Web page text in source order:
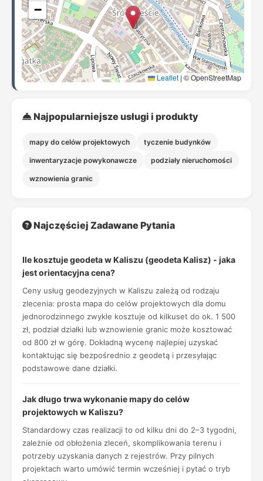
−
Leaflet | © OpenStreetMap
Najpopularniejsze usługi i produkty
mapy do celów projektowych tyczenie budynków
inwentaryzacje powykonawcze podziały nieruchomości
wznowienia granic
Najczęściej Zadawane Pytania
Ile kosztuje geodeta w Kaliszu (geodeta Kalisz) - jaka
jest orientacyjna cena?
Ceny usług geodezyjnych w Kaliszu zależą od rodzaju
zlecenia: prosta mapa do celów projektowych dla domu
jednorodzinnego zwykle kosztuje od kilkuset do ok. 1 500
zł, podział działki lub wznowienie granic może kosztować
od 800 zł w górę. Dokładną wycenę najlepiej uzyskać
kontaktując się bezpośrednio z geodetą i przesyłając
podstawowe dane działki.
Jak długo trwa wykonanie mapy do celów
projektowych w Kaliszu?
Standardowy czas realizacji to od kilku dni do 2–3 tygodni,
zależnie od obłożenia zleceń, skomplikowania terenu i
potrzeby uzyskania danych z rejestrów. Przy pilnych
projektach warto umówić termin wcześniej i pytać o tryb